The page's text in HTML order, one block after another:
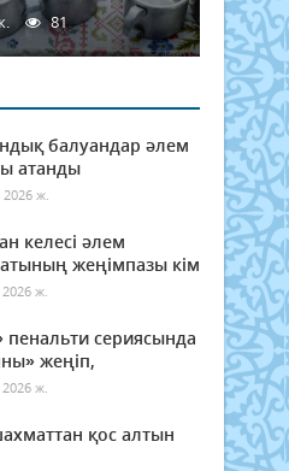
81
балуандар әлем
атанды
ж.
келесі әлем
жеңімпазы кім
ж.
пенальти сериясында
жеңіп,
ж.
қос алтын